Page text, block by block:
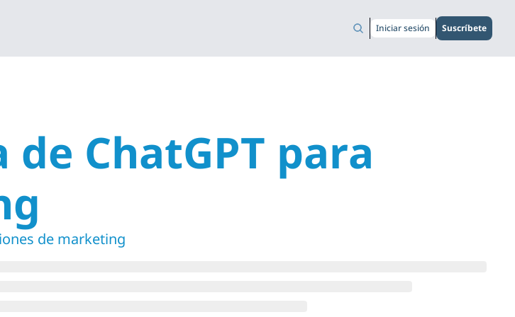
Iniciar sesión Suscríbete
ChatGPT para
de marketing